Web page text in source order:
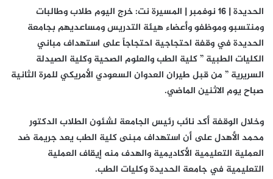
الحديدة | 16 نوفمبر | المسيرة نت: خرج اليوم طلاب وطالبات
ومنتسبو وموظفو وأعضاء هيئة التدريس ومساعديهم بجامعة
الحديدة في وقفة احتجاجية احتجاجاً على استهداف مباني
الكليات الطبية ” كلية الطب والعلوم الصحية وكلية الصيدلة
السريرية ” من قبل طيران العدوان السعودي الأمريكي للمرة الثانية
صباح يوم الاثنين الماضي.
وخلال الوقفة أكد نائب رئيس الجامعة لشئون الطلاب الدكتور
محمد الأهدل على أن استهداف مبنى كلية الطب يعد جريمة ضد
العملية التعليمية الأكاديمية والهدف منه إيقاف العملية
التعليمية في جامعة الحديدة وكليات الطب.